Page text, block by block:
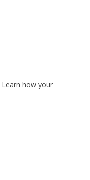
Learn how your